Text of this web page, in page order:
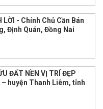
- Chính Chủ Cần Bán
Định Quán, Đồng Nai
ĐẤT NỀN VỊ TRÍ ĐẸP
– huyện Thanh Liêm, tỉnh